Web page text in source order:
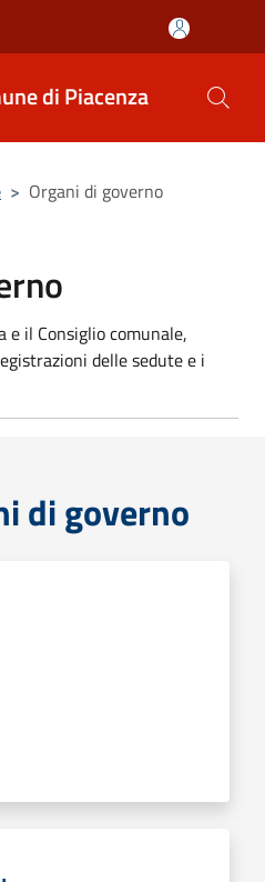
di Piacenza
> Organi di governo
il Consiglio comunale,
delle sedute e i
di governo